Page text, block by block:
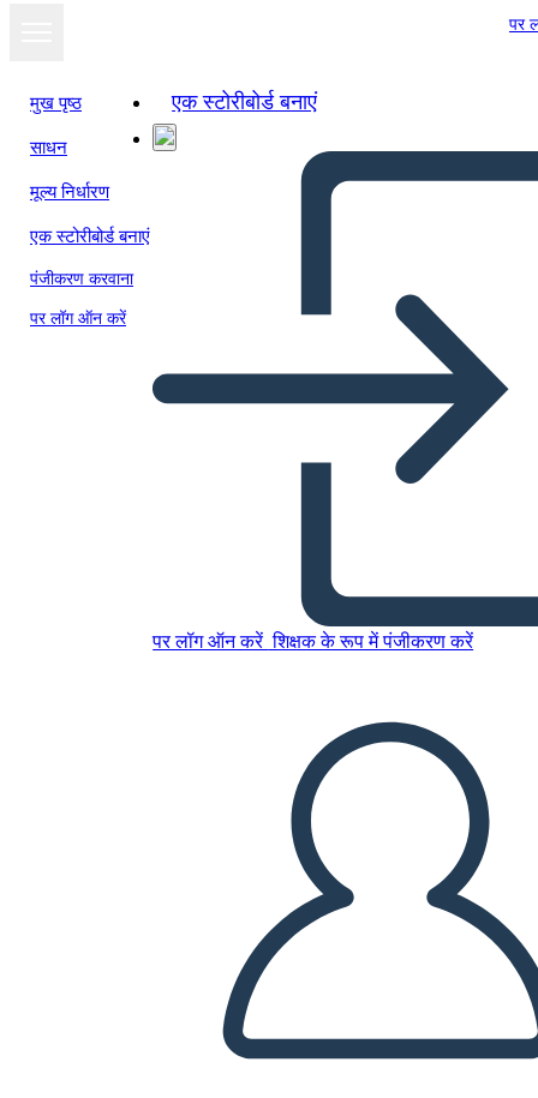
पर
मुख पृष्ठ
साधन
मूल्य निर्धारण
एक स्टोरीबोर्ड बनाएं
पंजीकरण करवाना
पर लॉग ऑन करें
एक स्टोरीबोर्ड बनाएं
पर लॉग ऑन करें शिक्षक के रूप में पंजीकरण करें
इस स्टोरीबोर्ड को कॉपी करें
स्लाइड शो चलाएं
मुझे पढ़कर सुनाओ